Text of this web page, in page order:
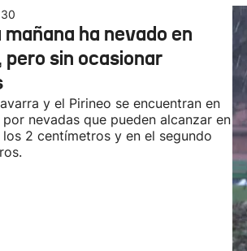
ha nevado en
pero sin ocasionar
y el Pirineo se encuentran en
nevadas que pueden alcanzar en
2 centímetros y en el segundo